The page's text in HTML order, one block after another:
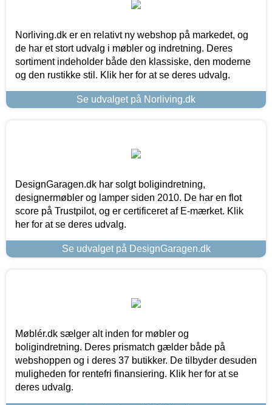
Norliving.dk er en relativt ny webshop på markedet, og
de har et stort udvalg i møbler og indretning. Deres
sortiment indeholder både den klassiske, den moderne
og den rustikke stil. Klik her for at se deres udvalg.
Se udvalget på Norliving.dk
DesignGaragen.dk har solgt boligindretning,
designermøbler og lamper siden 2010. De har en flot
score på Trustpilot, og er certificeret af E-mærket. Klik
her for at se deres udvalg.
Se udvalget på DesignGaragen.dk
Møblér.dk sælger alt inden for møbler og
boligindretning. Deres prismatch gælder både på
webshoppen og i deres 37 butikker. De tilbyder desuden
muligheden for rentefri finansiering. Klik her for at se
deres udvalg.